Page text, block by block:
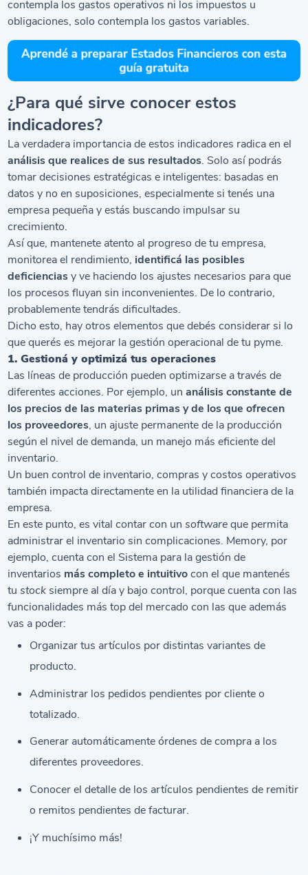
contempla los gastos operativos ni los impuestos u
obligaciones, solo contempla los gastos variables.
¿Para qué sirve conocer estos
indicadores?
La verdadera importancia de estos indicadores radica en el
análisis que realices de sus resultados. Solo así podrás
tomar decisiones estratégicas e inteligentes: basadas en
datos y no en suposiciones, especialmente si tenés una
empresa pequeña y estás buscando impulsar su
crecimiento.
Así que, mantenete atento al progreso de tu empresa,
monitorea el rendimiento, identificá las posibles
deficienciasy ve haciendo los ajustes necesarios para que
los procesos fluyan sin inconvenientes. De lo contrario,
probablemente tendrás dificultades.
Dicho esto, hay otros elementos que debés considerar si lo
que querés es mejorar la gestión operacional de tu pyme.
1. Gestioná y optimizá tus operaciones
Las líneas de producción pueden optimizarse a través de
diferentes acciones. Por ejemplo, unanálisis constante de
los precios de las materias primas y de los que ofrecen
los proveedores, un ajuste permanente de la producción
según el nivel de demanda, un manejo más eficiente del
inventario.
Un buen control de inventario, compras y costos operativos
también impacta directamente en la utilidad financiera de la
empresa.
En este punto, es vital contar con unsoftwareque permita
administrar el inventario sin complicaciones. Memory, por
ejemplo, cuenta con el Sistema para la gestión de
inventarios más completo e intuitivocon el que mantenés
tustock siempre al día y bajo control, porque cuenta con las
funcionalidades más top del mercado con las que además
vas a poder:
Organizar tus artículos por distintas variantes de
producto.
Administrar los pedidos pendientes por cliente o
totalizado.
Generar automáticamente órdenes de compra a los
diferentes proveedores.
Conocer el detalle de los artículos pendientes de remitir
o remitos pendientes de facturar.
¡Y muchísimo más!